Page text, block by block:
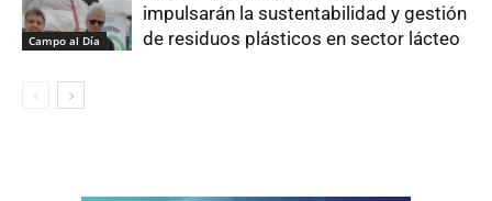
Campo al Día
impulsarán la sustentabilidad y gestión
de residuos plásticos en sector lácteo